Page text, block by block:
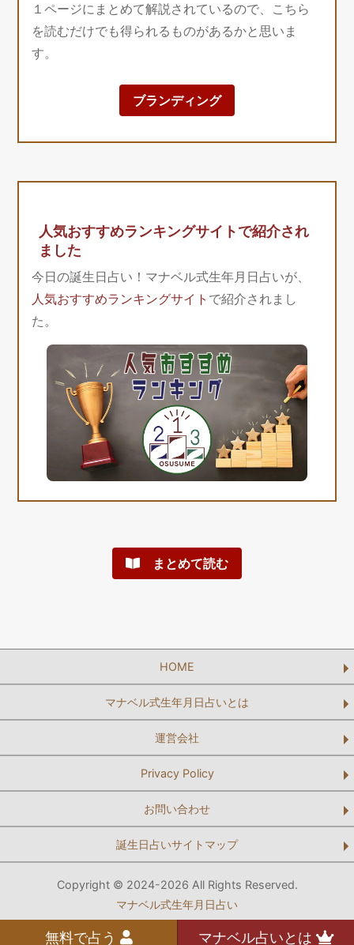
１ページにまとめて解説されているので、こちら
を読むだけでも得られるものがあるかと思いま
す。
ブランディング
人気おすすめランキングサイトで紹介され
ました
今日の誕生日占い！マナベル式生年月日占いが、
人気おすすめランキングサイト で紹介されまし
た。
まとめて読む
HOME
マナベル式生年月日占いとは
運営会社
Privacy Policy
お問い合わせ
誕生日占いサイトマップ
Copyright © 2024-2026 All Rights Reserved.
マナベル式生年月日占い
無料で占う マナベル占いとは